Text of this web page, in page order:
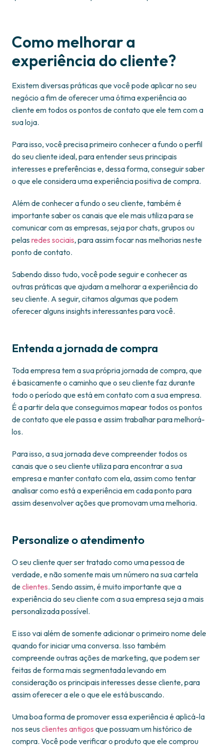
Como melhorar a
experiência do cliente?
Existem diversas práticas que você pode aplicar no seu
negócio a fim de oferecer uma ótima experiência ao
cliente em todos os pontos de contato que ele tem com a
sua loja.
Para isso, você precisa primeiro conhecer a fundo o perfil
do seu cliente ideal, para entender seus principais
interesses e preferências e, dessa forma, conseguir saber
o que ele considera uma experiência positiva de compra.
Além de conhecer a fundo o seu cliente, também é
importante saber os canais que ele mais utiliza para se
comunicar com as empresas, seja por chats, grupos ou
pelas redes sociais, para assim focar nas melhorias neste
ponto de contato.
Sabendo disso tudo, você pode seguir e conhecer as
outras práticas que ajudam a melhorar a experiência do
seu cliente. A seguir, citamos algumas que podem
oferecer alguns insights interessantes para você.
Entenda a jornada de compra
Toda empresa tem a sua própria jornada de compra, que
é basicamente o caminho que o seu cliente faz durante
todo o período que está em contato com a sua empresa.
É a partir dela que conseguimos mapear todos os pontos
de contato que ele passa e assim trabalhar para melhorá-
los.
Para isso, a sua jornada deve compreender todos os
canais que o seu cliente utiliza para encontrar a sua
empresa e manter contato com ela, assim como tentar
analisar como está a experiência em cada ponto para
assim desenvolver ações que promovam uma melhoria.
Personalize o atendimento
O seu cliente quer ser tratado como uma pessoa de
verdade, e não somente mais um número na sua cartela
declientes. Sendo assim, é muito importante que a
experiência do seu cliente com a sua empresa seja a mais
personalizada possível.
E isso vai além de somente adicionar o primeiro nome dele
quando for iniciar uma conversa. Isso também
compreende outras ações de marketing, que podem ser
feitas de forma mais segmentada levando em
consideração os principais interesses desse cliente, para
assim oferecer a ele o que ele está buscando.
Uma boa forma de promover essa experiência é aplicá-la
nos seus clientes antigos que possuam um histórico de
compra. Você pode verificar o produto que ele comprou